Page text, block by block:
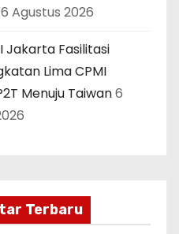
6 Agustus 2026
Jakarta Fasilitasi
Lima CPMI
Menuju Taiwan6
Terbaru